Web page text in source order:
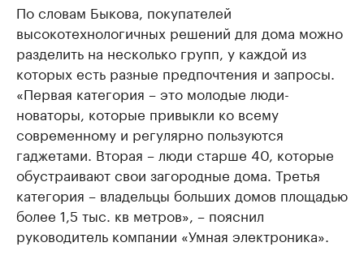
По словам Быкова, покупателей
высокотехнологичных решений для дома можно
разделить на несколько групп, у каждой из
которых есть разные предпочтения и запросы.
«Первая категория – это молодые люди-
новаторы, которые привыкли ко всему
современному и регулярно пользуются
гаджетами. Вторая – люди старше 40, которые
обустраивают свои загородные дома. Третья
категория – владельцы больших домов площадью
более 1,5 тыс. кв метров», – пояснил
руководитель компании «Умная электроника».